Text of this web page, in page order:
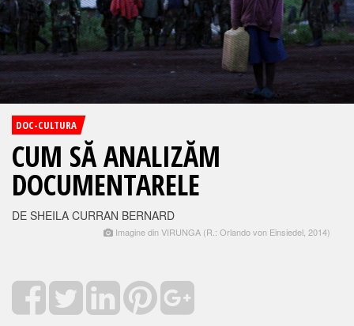
DOC-CULTURA
CUM SĂ ANALIZĂM
DOCUMENTARELE
DE SHEILA CURRAN BERNARD
Imagine din VIRUNGA (R.: Orlando von Einsiedel, 2014)